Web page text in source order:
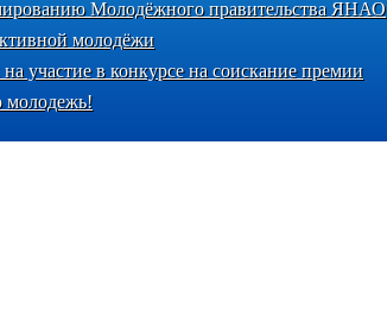
Молодёжного правительства ЯНАО
молодёжи
участие в конкурсе на соискание премии
молодежь!